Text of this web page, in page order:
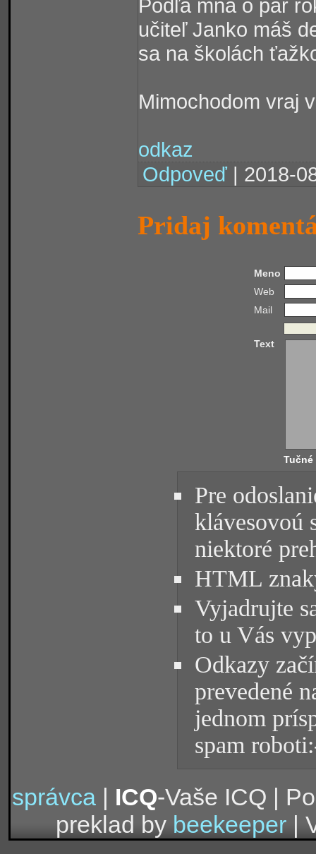
Podľa mňa o pár
učiteľ Janko máš
sa na školách
Mimochodom vraj
odkaz
Odpoveď | 2018-
Pridaj
Meno
Web
Mail
Text
Tučné
Pre
klávesovoú
niektoré
HTML
Vyjadrujte
to u Vás
Odkazy
prevedené
jednom
spam
správca| ICQ-Vaše ICQ |
preklad by beekeeper |